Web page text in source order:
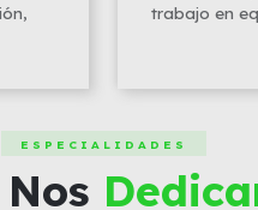
trabajo en
ESPECIALIDADES